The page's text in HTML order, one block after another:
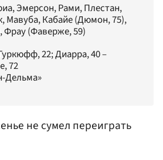
Эмерсон, Рами, Плестан,
Мавуба, Кабайе (Дюмон, 75),
Фрау (Фаверже, 59)
22; Диарра, 40 –
72
Дельма»
не сумел переиграть